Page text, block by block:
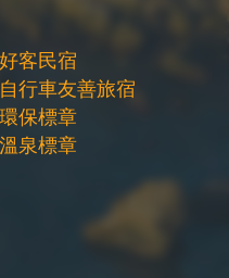
好客民宿
自行車友善旅宿
環保標章
溫泉標章